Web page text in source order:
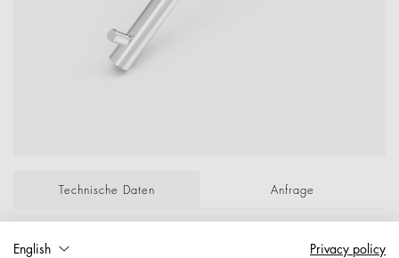
Technische Daten Anfrage
Schräghalter f.Regalsäule m. 5 Stiften,an Adapter
English
Privacy policy